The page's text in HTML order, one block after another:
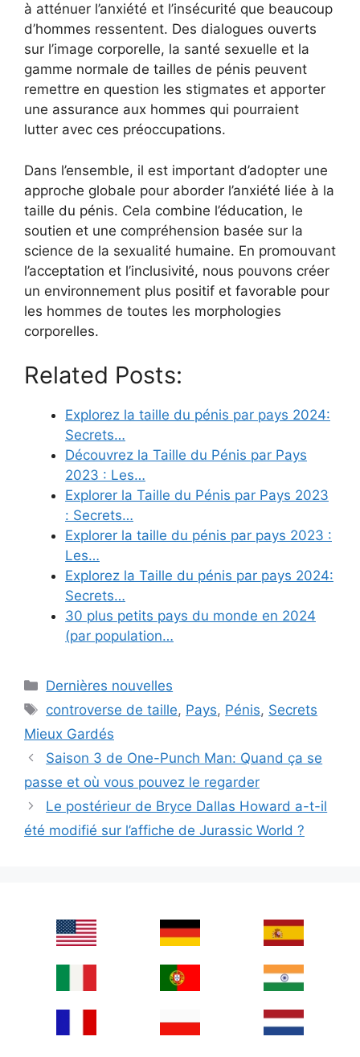
à atténuer l’anxiété et l’insécurité que beaucoup
d’hommes ressentent. Des dialogues ouverts
sur l’image corporelle, la santé sexuelle et la
gamme normale de tailles de pénis peuvent
remettre en question les stigmates et apporter
une assurance aux hommes qui pourraient
lutter avec ces préoccupations.
Dans l’ensemble, il est important d’adopter une
approche globale pour aborder l’anxiété liée à la
taille du pénis. Cela combine l’éducation, le
soutien et une compréhension basée sur la
science de la sexualité humaine. En promouvant
l’acceptation et l’inclusivité, nous pouvons créer
un environnement plus positif et favorable pour
les hommes de toutes les morphologies
corporelles.
Related Posts:
Explorez la taille du pénis par pays 2024:
Secrets…
Découvrez la Taille du Pénis par Pays
2023 : Les…
Explorer la Taille du Pénis par Pays 2023
: Secrets…
Explorer la taille du pénis par pays 2023 :
Les…
Explorez la Taille du pénis par pays 2024:
Secrets…
30 plus petits pays du monde en 2024
(par population…
Categories
Dernières nouvelles
Tags
controverse de taille, Pays, Pénis, Secrets
Mieux Gardés
Saison 3 de One-Punch Man: Quand ça se
passe et où vous pouvez le regarder
Le postérieur de Bryce Dallas Howard a-t-il
été modifié sur l’affiche de Jurassic World ?